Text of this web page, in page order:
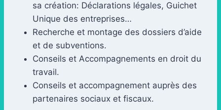
sa création: Déclarations légales, Guichet
Unique des entreprises…
Recherche et montage des dossiers d’aide
et de subventions.
Conseils et Accompagnements en droit du
travail.
Conseils et accompagnement auprès des
partenaires sociaux et fiscaux.